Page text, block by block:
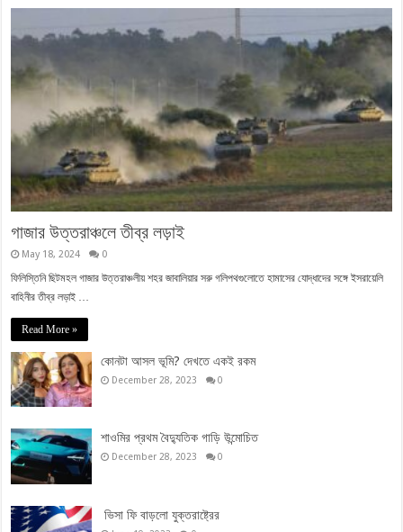
গাজার উত্তরাঞ্চলে তীব্র লড়াই
May 18, 2024 0
ফিলিস্তিনি ছিটমহল গাজার উত্তরাঞ্চলীয় শহর জাবালিয়ার সরু গলিপথগুলোতে হামাসের যোদ্ধাদের সঙ্গে ইসরায়েলি
বাহিনীর তীব্র লড়াই …
Read More »
কোনটা আসল ভূমি? দেখতে একই রকম
December 28, 2023 0
শাওমির প্রথম বৈদ্যুতিক গাড়ি উন্মোচিত
December 28, 2023 0
ভিসা ফি বাড়লো যুক্তরাষ্ট্রের